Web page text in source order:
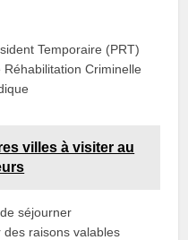
Temporaire (PRT)
Criminelle
villes à visiter au
séjourner
raisons valables